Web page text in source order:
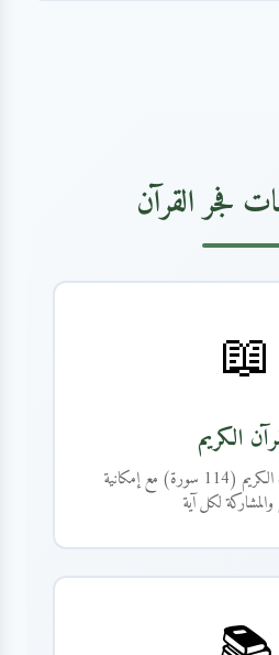
فجر القرآن
📖
الكريم
اقرأ جميع سور القرآن الكريم (114 سورة) مع إمكانية
لكل آية